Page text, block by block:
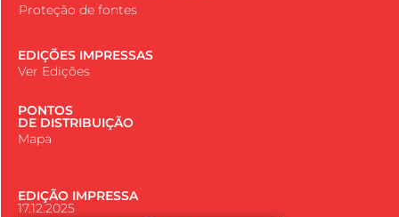
Proteção de fontes
EDIÇÕES IMPRESSAS
Ver Edições
PONTOS
DE DISTRIBUIÇÃO
Mapa
EDIÇÃO IMPRESSA
17.12.2025